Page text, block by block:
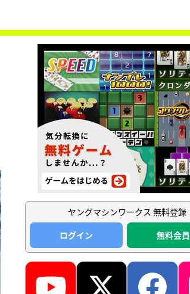
ヤングマシンワークス 無料登録
ログイン
無料会員